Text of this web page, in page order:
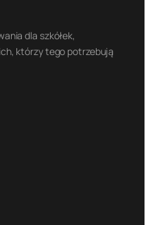
dla szkółek,
którzy tego potrzebują